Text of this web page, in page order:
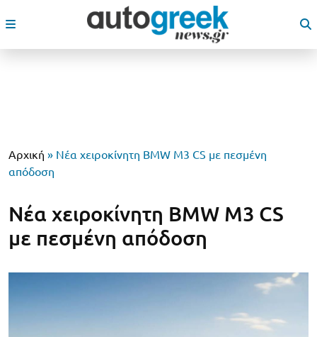
Αρχική » Νέα χειροκίνητη BMW M3 CS με πεσμένη
απόδοση
Νέα χειροκίνητη BMW M3 CS
με πεσμένη απόδοση